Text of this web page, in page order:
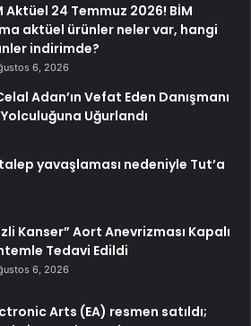
Aktüel 24 Temmuz 2026! BİM
aktüel ürünler neler var, hangi
indirimde?
6, 2026
Adan’ın Vefat Eden Danışmanı
Uğurlandı
yavaşlaması nedeniyle Tut’a
Kanser” Aort Anevrizması Kapalı
Tedavi Edildi
6, 2026
Arts (EA) resmen satıldı;